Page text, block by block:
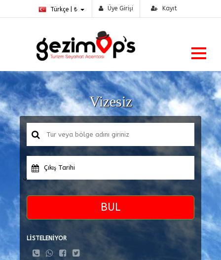
Türkçe | ₺ Üye Girişi Kayıt
Vizesiz
Çıkış Tarihi
BUL
LİSTELENİYOR